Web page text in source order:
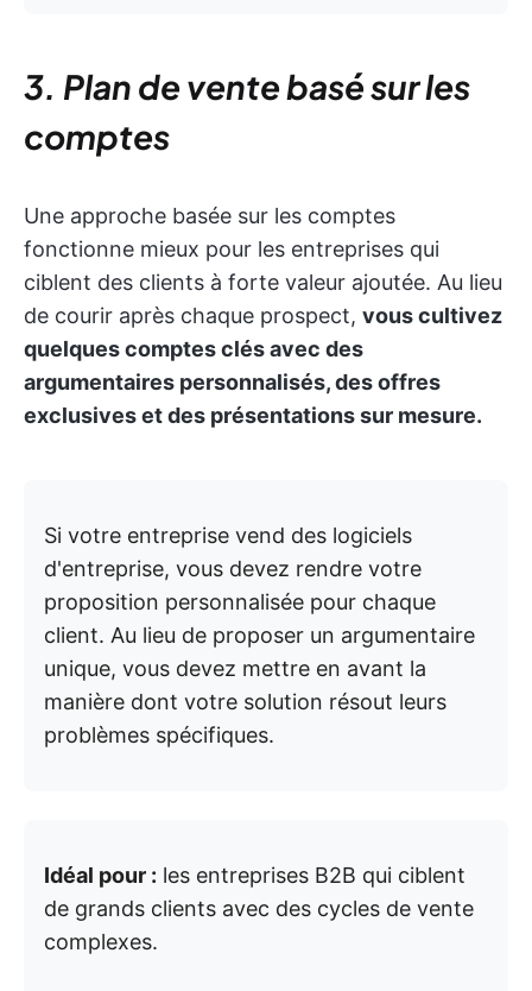
3. Plan de vente basé sur les
comptes
Une approche basée sur les comptes
fonctionne mieux pour les entreprises qui
ciblent des clients à forte valeur ajoutée. Au lieu
de courir après chaque prospect, vous cultivez
quelques comptes clés avec des
argumentaires personnalisés, des offres
exclusives et des présentations sur mesure.
Si votre entreprise vend des logiciels
d'entreprise, vous devez rendre votre
proposition personnalisée pour chaque
client. Au lieu de proposer un argumentaire
unique, vous devez mettre en avant la
manière dont votre solution résout leurs
problèmes spécifiques.
Idéal pour : les entreprises B2B qui ciblent
de grands clients avec des cycles de vente
complexes.